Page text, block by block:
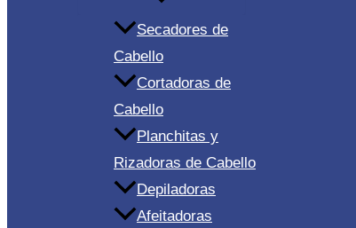
Secadores de
Cabello
Cortadoras de
Cabello
Planchitas y
Rizadoras de Cabello
Depiladoras
Afeitadoras